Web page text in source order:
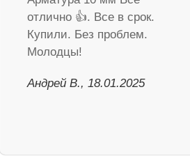
отлично 👍. Все в срок.
Купили. Без проблем.
Молодцы!
Андрей В., 18.01.2025